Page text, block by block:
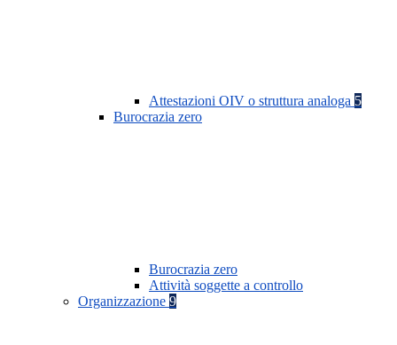
Attestazioni OIV o struttura analoga 5
Burocrazia zero
Burocrazia zero
Attività soggette a controllo
Organizzazione 9